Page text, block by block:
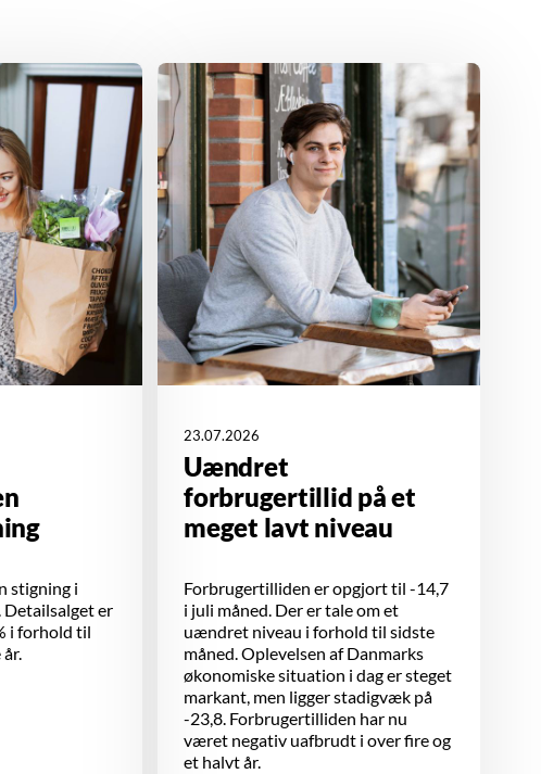
stigning i
Detailsalget er
i forhold til
23.07.2026
Uændret
forbrugertillid på et
meget lavt niveau
Forbrugertilliden er opgjort til -14,7
i juli måned. Der er tale om et
uændret niveau i forhold til sidste
måned. Oplevelsen af Danmarks
økonomiske situation i dag er steget
markant, men ligger stadigvæk på
-23,8. Forbrugertilliden har nu
været negativ uafbrudt i over fire og
et halvt år.